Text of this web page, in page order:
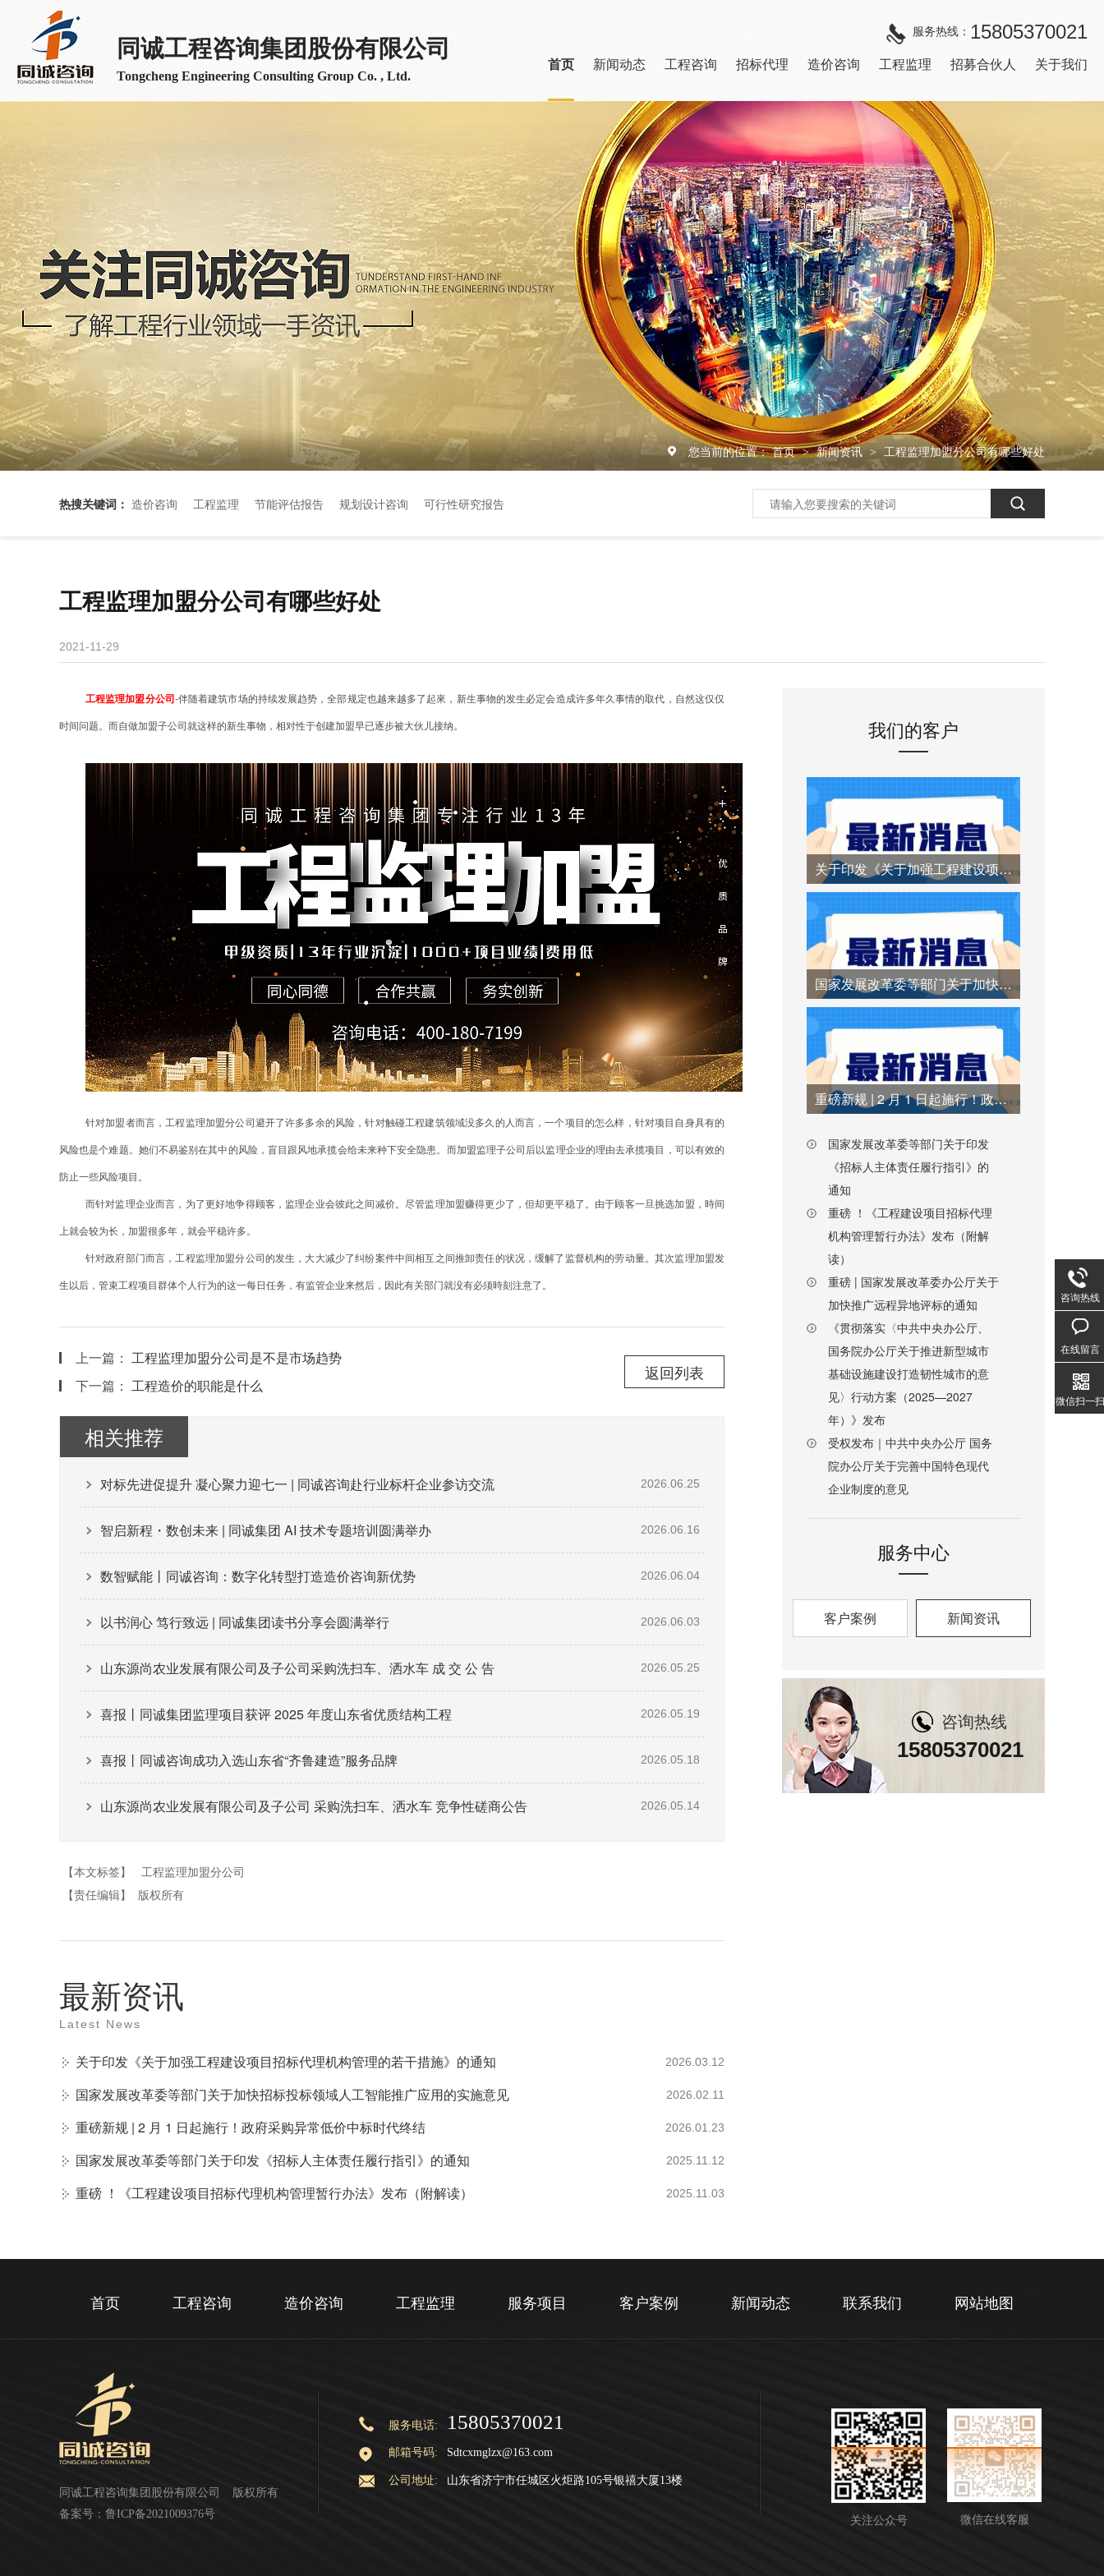
同诚工程咨询集团股份有限公司
Tongcheng Engineering Consulting Group Co. , Ltd.
服务热线： 15805370021
首页 新闻动态 工程咨询 招标代理 造价咨询 工程监理 招募合伙人 关于我们
您当前的位置： 首页 > 新闻资讯 > 工程监理加盟分公司有哪些好处
热搜关键词： 造价咨询 工程监理 节能评估报告 规划设计咨询 可行性研究报告
工程监理加盟分公司有哪些好处
2021-11-29
工程监理加盟分公司-伴随着建筑市场的持续发展趋势，全部规定也越来越多了起來，新生事物的发生必定会造成许多年久事情的取代，自然这仅仅
时间问题。而自做加盟子公司就这样的新生事物，相对性于创建加盟早已逐步被大伙儿接纳。
针对加盟者而言，工程监理加盟分公司避开了许多多余的风险，针对触碰工程建筑领域没多久的人而言，一个项目的怎么样，针对项目自身具有的
风险也是个难题。她们不易鉴别在其中的风险，盲目跟风地承揽会给未来种下安全隐患。而加盟监理子公司后以监理企业的理由去承揽项目，可以有效的
防止一些风险项目。
而针对监理企业而言，为了更好地争得顾客，监理企业会彼此之间减价。尽管监理加盟赚得更少了，但却更平稳了。由于顾客一旦挑选加盟，時间
上就会较为长，加盟很多年，就会平稳许多。
针对政府部门而言，工程监理加盟分公司的发生，大大减少了纠纷案件中间相互之间推卸责任的状况，缓解了监督机构的劳动量。其次监理加盟发
生以后，管束工程项目群体个人行为的这一每日任务，有监管企业来然后，因此有关部门就没有必须時刻注意了。
上一篇： 工程监理加盟分公司是不是市场趋势
下一篇： 工程造价的职能是什么
返回列表
相关推荐
对标先进促提升 凝心聚力迎七一 | 同诚咨询赴行业标杆企业参访交流 2026.06.25
智启新程・数创未来 | 同诚集团 AI 技术专题培训圆满举办 2026.06.16
数智赋能丨同诚咨询：数字化转型打造造价咨询新优势 2026.06.04
以书润心 笃行致远 | 同诚集团读书分享会圆满举行 2026.06.03
山东源尚农业发展有限公司及子公司采购洗扫车、洒水车 成 交 公 告 2026.05.25
喜报丨同诚集团监理项目获评 2025 年度山东省优质结构工程 2026.05.19
喜报丨同诚咨询成功入选山东省“齐鲁建造”服务品牌 2026.05.18
山东源尚农业发展有限公司及子公司 采购洗扫车、洒水车 竞争性磋商公告 2026.05.14
【本文标签】
工程监理加盟分公司
【责任编辑】
版权所有
最新资讯
Latest News
关于印发《关于加强工程建设项目招标代理机构管理的若干措施》的通知 2026.03.12
国家发展改革委等部门关于加快招标投标领域人工智能推广应用的实施意见 2026.02.11
重磅新规 | 2 月 1 日起施行！政府采购异常低价中标时代终结 2026.01.23
国家发展改革委等部门关于印发《招标人主体责任履行指引》的通知 2025.11.12
重磅 ！《工程建设项目招标代理机构管理暂行办法》发布（附解读） 2025.11.03
我们的客户
关于印发《关于加强工程建设项目招标代理机构管理的若干措施》的通知
国家发展改革委等部门关于加快招标投标领域人工智能推广应用的实施意见
重磅新规 | 2 月 1 日起施行！政府采购异常低价中标时代终结
国家发展改革委等部门关于印发
《招标人主体责任履行指引》的
通知
重磅 ！《工程建设项目招标代理
机构管理暂行办法》发布（附解
读）
重磅 | 国家发展改革委办公厅关于
加快推广远程异地评标的通知
《贯彻落实〈中共中央办公厅、
国务院办公厅关于推进新型城市
基础设施建设打造韧性城市的意
见〉行动方案（2025—2027
年）》发布
受权发布｜中共中央办公厅 国务
院办公厅关于完善中国特色现代
企业制度的意见
服务中心
客户案例 新闻资讯
咨询热线
15805370021
首页 工程咨询 造价咨询 工程监理 服务项目 客户案例 新闻动态 联系我们 网站地图
同诚工程咨询集团股份有限公司
版权所有
备案号： 鲁ICP备2021009376号
服务电话: 15805370021
邮箱号码: Sdtcxmglzx@163.com
公司地址: 山东省济宁市任城区火炬路105号银禧大厦13楼
关注公众号 微信在线客服
咨询热线
在线留言
微信扫一扫